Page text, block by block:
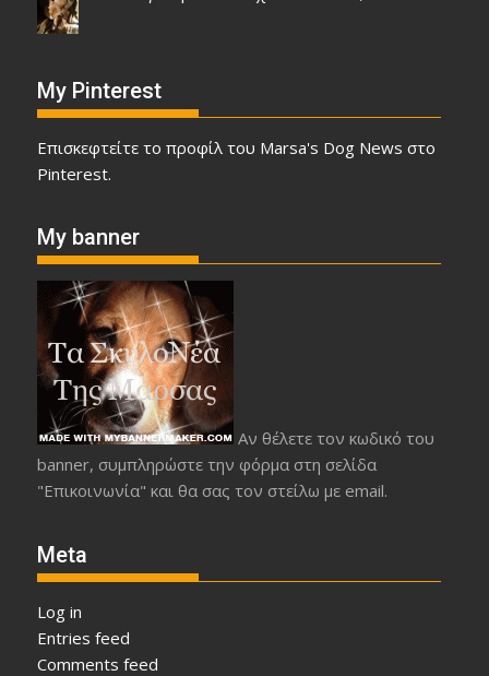
My Pinterest
Επισκεφτείτε το προφίλ του Marsa's Dog News στο
Pinterest.
My banner
Αν θέλετε τον κωδικό του
banner, συμπληρώστε την φόρμα στη σελίδα
"Επικοινωνία" και θα σας τον στείλω με email.
Meta
Log in
Entries feed
Comments feed